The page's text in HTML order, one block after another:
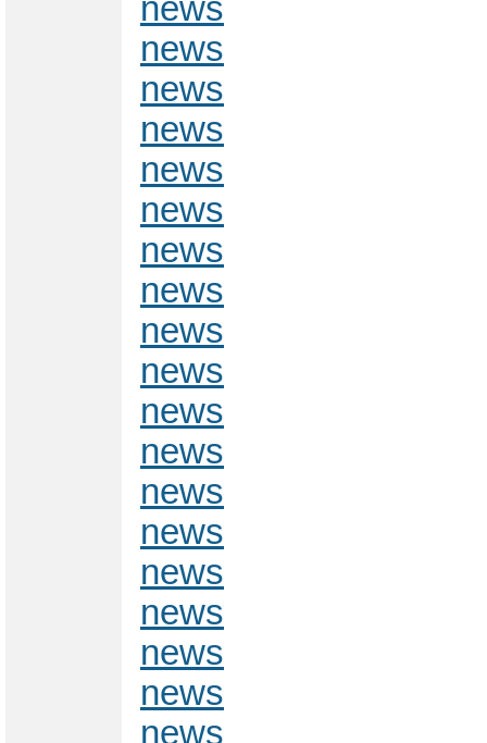
news
news
news
news
news
news
news
news
news
news
news
news
news
news
news
news
news
news
news